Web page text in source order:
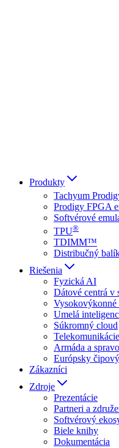
Produkty
Tachyum
Prodigy FPGA
Softvérové
TPU®
TDIMM™
Distribučný
Riešenia
Fyzická AI
Dátové centrá v
Umelá
Súkromný cloud
Telekomunikácie
Armáda a
Európsky
Zákazníci
Zdroje
Prezentácie
Partneri a
Softvérový
Biele knihy
Dokumentácia